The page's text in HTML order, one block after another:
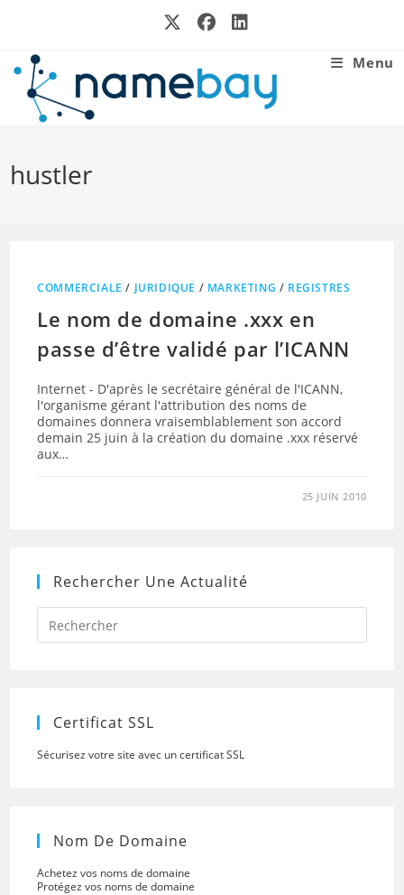
Menu
hustler
COMMERCIALE / JURIDIQUE / MARKETING / REGISTRES
Le nom de domaine .xxx en
passe d’être validé par l’ICANN
Internet - D'après le secrétaire général de l'ICANN,
l'organisme gérant l'attribution des noms de
domaines donnera vraisemblablement son accord
demain 25 juin à la création du domaine .xxx réservé
aux…
25 JUIN 2010
Rechercher Une Actualité
Press
to
Certificat SSL
Sécurisez votre site avec un certificat SSL
Nom De Domaine
Achetez vos noms de domaine
Protégez vos noms de domaine